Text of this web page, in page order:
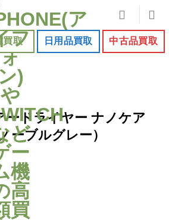
買取 日用品買取 中古品買取
ードライヤー ナノケア
ーブルグレー）